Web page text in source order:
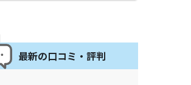
最新の口コミ・評判